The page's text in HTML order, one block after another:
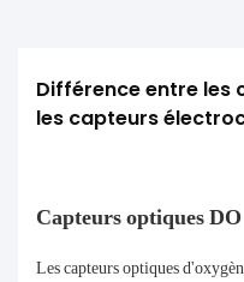
Différence entre les
les capteurs
Capteurs optiques DO
Les capteurs optiques